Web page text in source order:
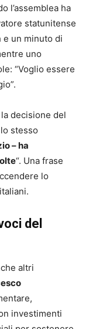
l’assemblea ha
statunitense
e un minuto di
uno
“Voglio essere
decisione del
stesso
– ha
“. Una frase
lo
del
altri
investimenti